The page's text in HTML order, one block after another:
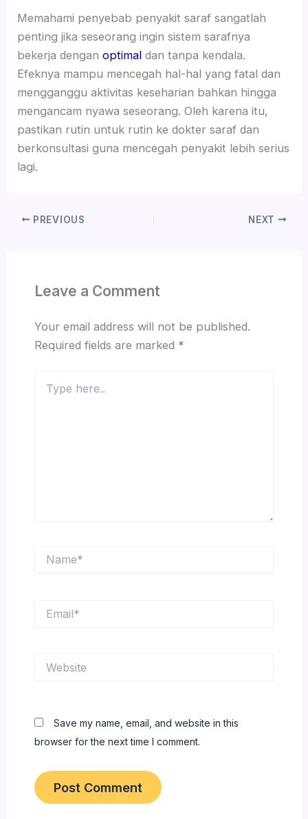
Memahami penyebab penyakit saraf sangatlah
penting jika seseorang ingin sistem sarafnya
bekerja denganoptimal dan tanpa kendala.
Efeknya mampu mencegah hal-hal yang fatal dan
mengganggu aktivitas keseharian bahkan hingga
mengancam nyawa seseorang. Oleh karena itu,
pastikan rutin untuk rutin ke dokter saraf dan
berkonsultasi guna mencegah penyakit lebih serius
lagi.
PREVIOUS NEXT
Leave a Comment
Your email address will not be published.
Required fields are marked *
here..
Save my name, email, and website in this
browser for the next time I comment.